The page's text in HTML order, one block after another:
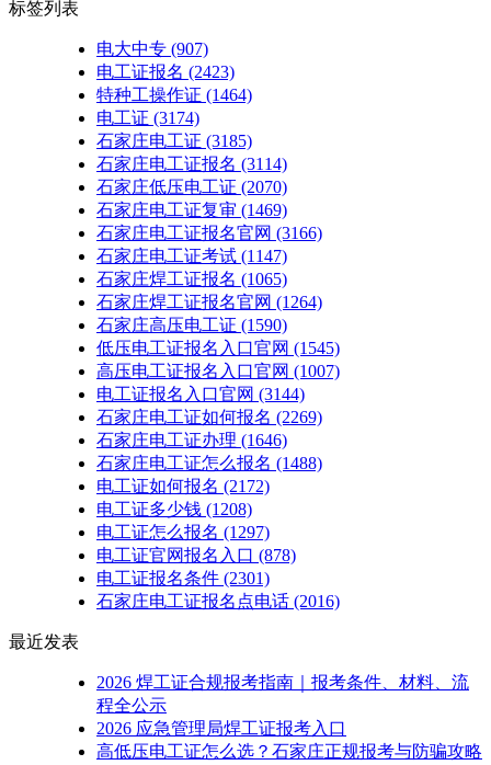
标签列表
电大中专 (907)
电工证报名 (2423)
特种工操作证 (1464)
电工证 (3174)
石家庄电工证 (3185)
石家庄电工证报名 (3114)
石家庄低压电工证 (2070)
石家庄电工证复审 (1469)
石家庄电工证报名官网 (3166)
石家庄电工证考试 (1147)
石家庄焊工证报名 (1065)
石家庄焊工证报名官网 (1264)
石家庄高压电工证 (1590)
低压电工证报名入口官网 (1545)
高压电工证报名入口官网 (1007)
电工证报名入口官网 (3144)
石家庄电工证如何报名 (2269)
石家庄电工证办理 (1646)
石家庄电工证怎么报名 (1488)
电工证如何报名 (2172)
电工证多少钱 (1208)
电工证怎么报名 (1297)
电工证官网报名入口 (878)
电工证报名条件 (2301)
石家庄电工证报名点电话 (2016)
最近发表
2026 焊工证合规报考指南｜报考条件、材料、流
程全公示
2026 应急管理局焊工证报考入口
高低压电工证怎么选？石家庄正规报考与防骗攻略